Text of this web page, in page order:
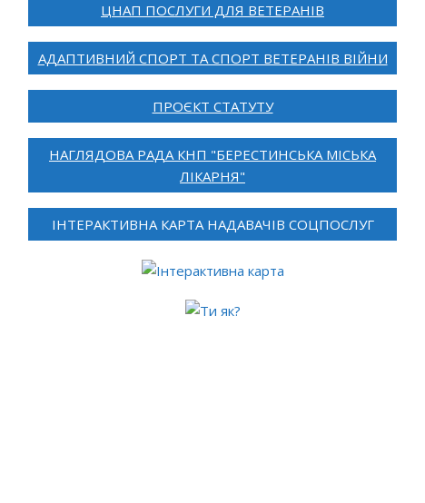
ЦНАП ПОСЛУГИ ДЛЯ ВЕТЕРАНІВ
АДАПТИВНИЙ СПОРТ ТА СПОРТ ВЕТЕРАНІВ ВІЙНИ
ПРОЄКТ СТАТУТУ
НАГЛЯДОВА РАДА КНП "БЕРЕСТИНСЬКА МІСЬКА
ЛІКАРНЯ"
ІНТЕРАКТИВНА КАРТА НАДАВАЧІВ СОЦПОСЛУГ